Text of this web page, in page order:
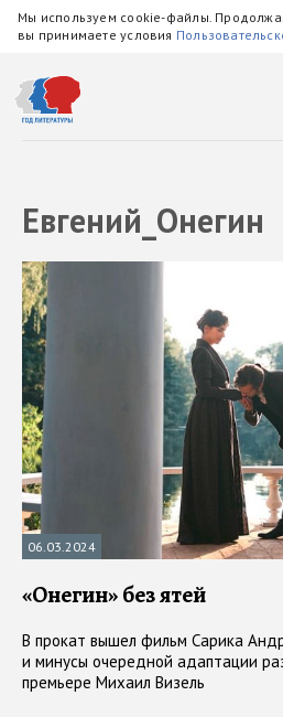
Мы используем cookie-файлы.
вы принимаете условия
Евгений_Онегин
06.03.2024
«Онегин» без ятей
В прокат вышел фильм Сарика
и минусы очередной адаптации
премьере Михаил Визель